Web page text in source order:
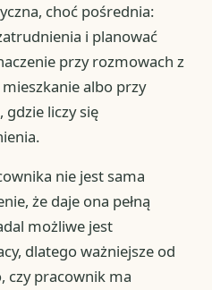
choć pośrednia:
i planować
przy rozmowach z
albo przy
liczy się
nie jest sama
że daje ona pełną
możliwe jest
dlatego ważniejsze od
czy pracownik ma